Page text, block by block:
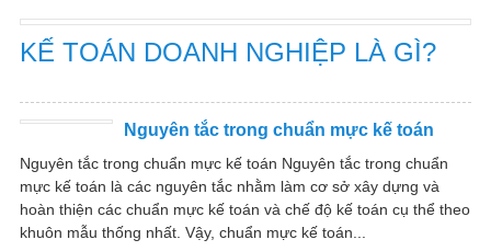
KẾ TOÁN DOANH NGHIỆP LÀ GÌ?
Nguyên tắc trong chuẩn mực kế toán
Nguyên tắc trong chuẩn mực kế toán Nguyên tắc trong chuẩn
mực kế toán là các nguyên tắc nhằm làm cơ sở xây dựng và
hoàn thiện các chuẩn mực kế toán và chế độ kế toán cụ thể theo
khuôn mẫu thống nhất. Vậy, chuẩn mực kế toán...